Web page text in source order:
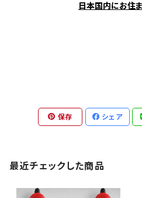
日本国内にお住
保存 シェア
最近チェックした商品